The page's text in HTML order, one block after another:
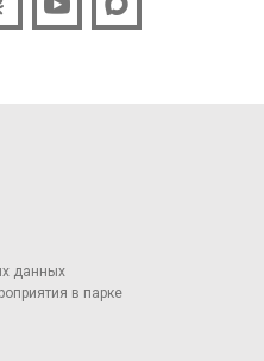
данных
в парке